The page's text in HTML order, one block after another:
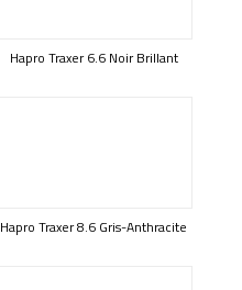
Hapro Traxer 6.6 Noir Brillant
Hapro Traxer 8.6 Gris-Anthracite